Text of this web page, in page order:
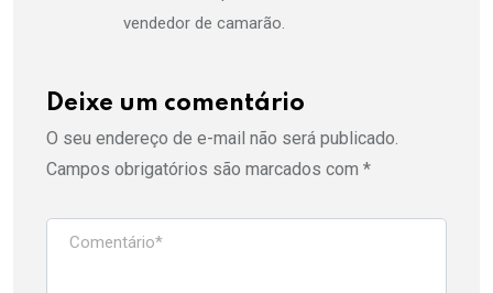
vendedor de camarão.
Deixe um comentário
O seu endereço de e-mail não será publicado.
Campos obrigatórios são marcados com *